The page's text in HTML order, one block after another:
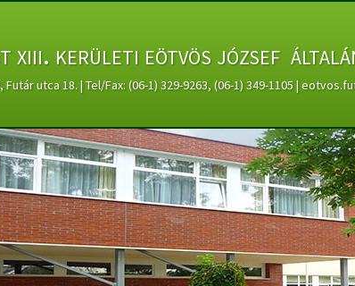
xiii. kerületi eötvös józsef
Futár utca 18. | Tel/Fax: (06-1) 329-9263, (06-1) 349-1105 |